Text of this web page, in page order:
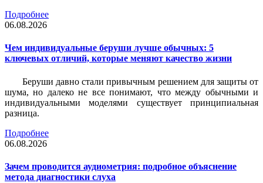
Подробнее
06.08.2026
Чем индивидуальные беруши лучше обычных: 5
ключевых отличий, которые меняют качество жизни
Беруши давно стали привычным решением для защиты от
шума, но далеко не все понимают, что между обычными и
индивидуальными моделями существует принципиальная
разница.
Подробнее
06.08.2026
Зачем проводится аудиометрия: подробное объяснение
метода диагностики слуха